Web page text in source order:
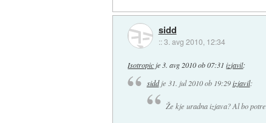
sidd
::3. avg 2010, 12:34
Isotropic je 3. avg 2010 ob 07:31 izjavil:
siddje 31. jul 2010 ob 19:29 izjavil:
Že kje uradna izjava? Al bo